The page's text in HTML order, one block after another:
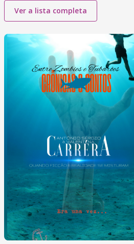
Ver a lista completa